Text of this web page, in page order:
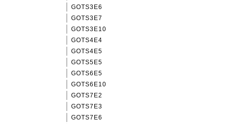
GOTS3E6
GOTS3E7
GOTS3E10
GOTS4E4
GOTS4E5
GOTS5E5
GOTS6E5
GOTS6E10
GOTS7E2
GOTS7E3
GOTS7E6